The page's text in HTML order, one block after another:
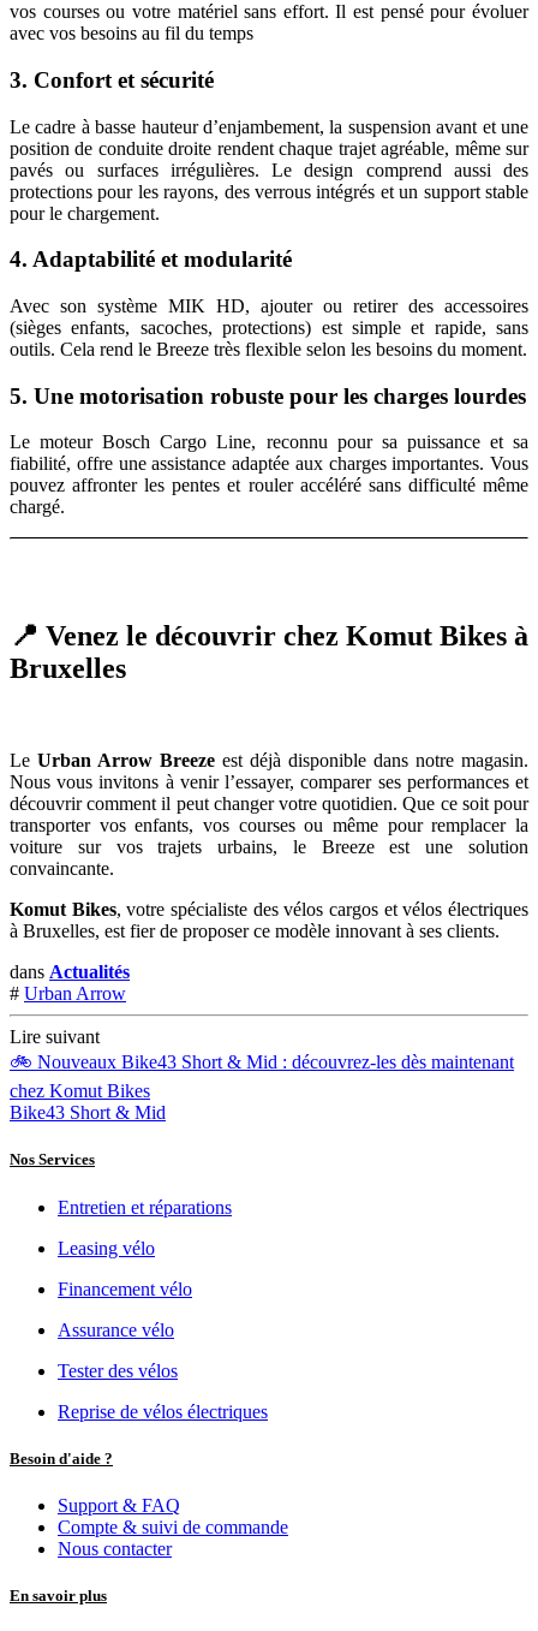
vos courses ou votre matériel sans effort. Il est pensé pour évoluer
avec vos besoins au fil du temps
3. Confort et sécurité
Le cadre à basse hauteur d’enjambement, la suspension avant et une
position de conduite droite rendent chaque trajet agréable, même sur
pavés ou surfaces irrégulières. Le design comprend aussi des
protections pour les rayons, des verrous intégrés et un support stable
pour le chargement.
4. Adaptabilité et modularité
Avec son système MIK HD, ajouter ou retirer des accessoires
(sièges enfants, sacoches, protections) est simple et rapide, sans
outils. Cela rend le Breeze très flexible selon les besoins du moment.
5. Une motorisation robuste pour les charges lourdes
Le moteur Bosch Cargo Line, reconnu pour sa puissance et sa
fiabilité, offre une assistance adaptée aux charges importantes. Vous
pouvez affronter les pentes et rouler accéléré sans difficulté même
chargé.
📍 Venez le découvrir chez Komut Bike​s à
Bruxelles
Le Urban Arrow Breeze est déjà disponible dans notre magasin.
Nous vous invitons à venir l’essayer, comparer ses performances et
découvrir comment il peut changer votre quotidien. Que ce soit pour
transporter vos enfants, vos courses ou même pour remplacer la
voiture sur vos trajets urbains, le Breeze est une solution
convaincante.
Komut Bikes, votre spécialiste des vélos cargos et vélos électriques
à Bruxelles, est fier de proposer ce modèle innovant à ses clients.
dans Actualités
# Urban Arrow
Lire suivant
🚲 Nouveaux Bike43 Short & Mid : découvrez-les dès maintenant
chez Komut Bikes
Bike43 Short & Mid
Nos Services
Entretien et réparations
Leasing vélo
Financement vélo
Assurance vélo
Tester des vélos
Reprise de vélos électriques
Besoin d'aide ?
Support & FAQ
Compte & suivi de commande
Nous contacter
En savoir plus